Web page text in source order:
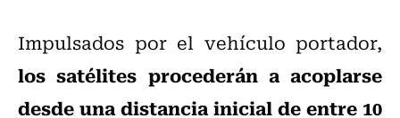
Impulsados por el vehículo portador,
los satélites procederán a acoplarse
desde una distancia inicial de entre 10